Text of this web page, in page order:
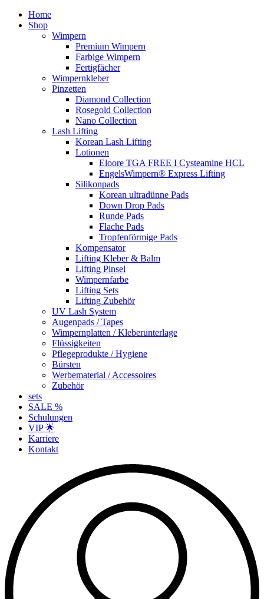
Home
Shop
Wimpern
Premium Wimpern
Farbige Wimpern
Fertigfächer
Wimpernkleber
Pinzetten
Diamond Collection
Rosegold Collection
Nano Collection
Lash Lifting
Korean Lash Lifting
Lotionen
Eloore TGA FREE I Cysteamine HCL
EngelsWimpern® Express Lifting
Silikonpads
Korean ultradünne Pads
Down Drop Pads
Runde Pads
Flache Pads
Tropfenförmige Pads
Kompensator
Lifting Kleber & Balm
Lifting Pinsel
Wimpernfarbe
Lifting Sets
Lifting Zubehör
UV Lash System
Augenpads / Tapes
Wimpernplatten / Kleberunterlage
Flüssigkeiten
Pflegeprodukte / Hygiene
Bürsten
Werbematerial / Accessoires
Zubehör
sets
SALE %
Schulungen
VIP 🌟
Karriere
Kontakt